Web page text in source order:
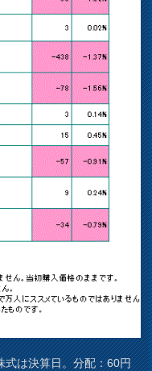
は決算日。分配：60円